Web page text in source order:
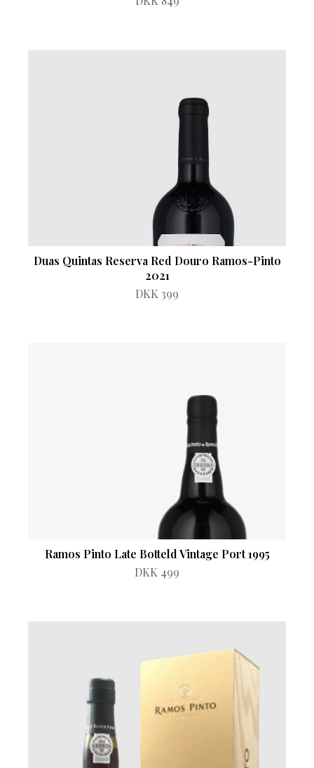
Duas Quintas Reserva Red Douro Ramos-Pinto
2021
DKK 399
Ramos Pinto Late Botteld Vintage Port 1995
DKK 499